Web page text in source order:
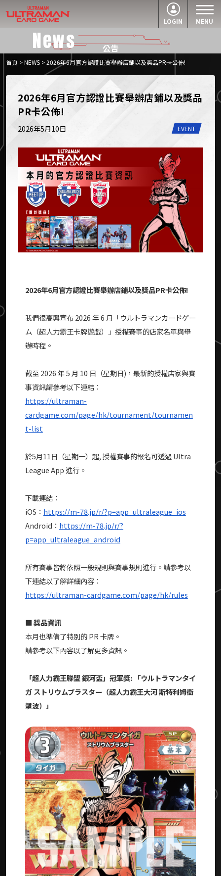
MENU
LOGIN
News 公告
首頁 >NEWS> 2026年6月官方認證比賽舉辦店鋪以及獎品PR卡公佈!
2026年6月官方認證比賽舉辦店鋪以及獎品
PR卡公佈!
2026年5月10日 EVENT
2026年6月官方認證比賽舉辦店鋪以及獎品PR卡公佈!
我們很高興宣布 2026 年 6 月「ウルトラマンカードゲー
ム（超人力霸王卡牌遊戲）」授權賽事的店家名單與舉
辦時程。
截至 2026 年 5 月 10 日（星期日)，最新的授權店家與賽
事資訊請參考以下連結：
https://ultraman-
cardgame.com/page/hk/tournament/tournamen
t-list
於5月11日（星期一）起, 授權賽事的報名可透過 Ultra
League App 進行。
下載連結：
iOS： https://m-78.jp/r/?p=app_ultraleague_ios
Android： https://m-78.jp/r/?
p=app_ultraleague_android
所有賽事皆將依照一般規則與賽事規則進行。請參考以
下連結以了解詳細內容：
https://ultraman-cardgame.com/page/hk/rules
■ 獎品資訊
本月也準備了特別的 PR 卡牌。
請參考以下內容以了解更多資訊。
「超人力霸王聯盟 銀河盃」冠軍獎: 「ウルトラマンタイ
ガ ストリウムブラスター（超人力霸王大河 斯特利姆衝
擊波）」